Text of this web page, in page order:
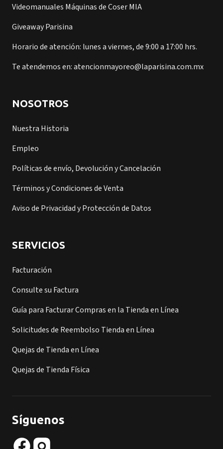
Videomanuales Máquinas de Coser MIA
Giveaway Parisina
Horario de atención: lunes a viernes, de 9:00 a 17:00 hrs.
Te atendemos en: atencionmayoreo@laparisina.com.mx
NOSOTROS
Nuestra Historia
Empleo
Políticas de envío, Devolución y Cancelación
Términos y Condiciones de Venta
Aviso de Privacidad y Protección de Datos
SERVICIOS
Facturación
Consulte su Factura
Guía para Facturar Compras en la Tienda en Línea
Solicitudes de Reembolso Tienda en Línea
Quejas de Tienda en Línea
Quejas de Tienda Física
Síguenos